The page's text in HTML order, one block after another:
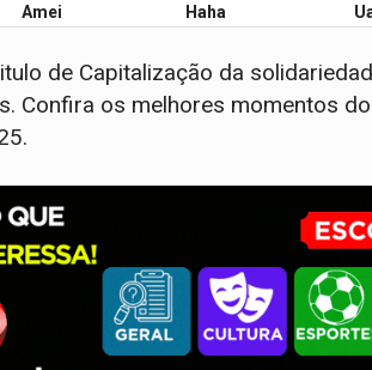
Amei Haha
de Capitalização da
Confira os melhores momentos